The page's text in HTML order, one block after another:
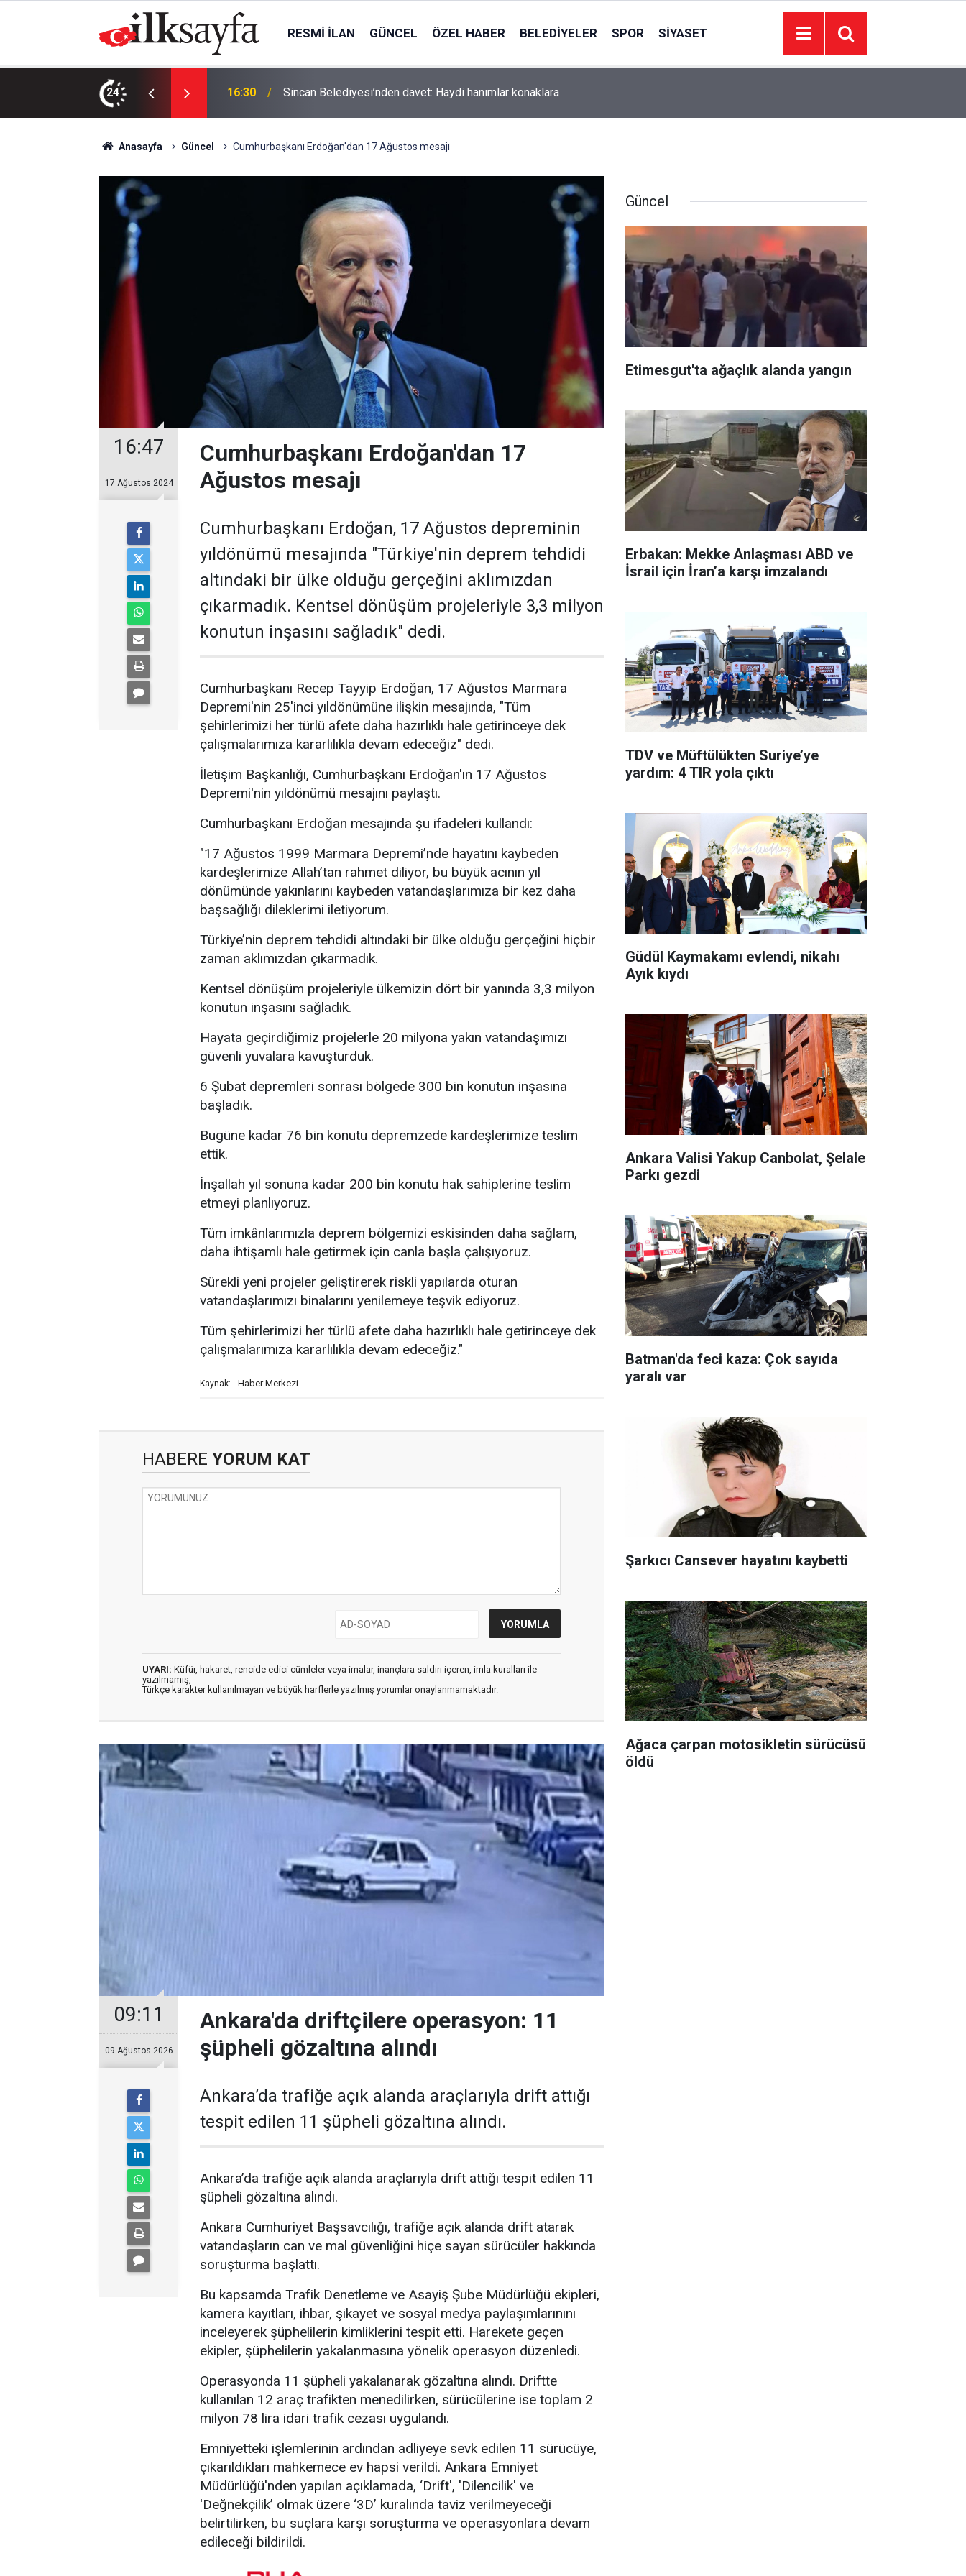
RESMI İLAN GÜNCEL ÖZEL HABER BELEDIYELER SPOR SIYASET
24
hanımlar konaklara 16:00 Güdül’e kentsel dokunuş: Harabeydi yenilendi
Anasayfa Güncel Cumhurbaşkanı Erdoğan'dan 17 Ağustos mesajı
16:47
17 Ağustos 2024
Cumhurbaşkanı Erdoğan'dan 17
Ağustos mesajı
Cumhurbaşkanı Erdoğan, 17 Ağustos depreminin
yıldönümü mesajında "Türkiye'nin deprem tehdidi
altındaki bir ülke olduğu gerçeğini aklımızdan
çıkarmadık. Kentsel dönüşüm projeleriyle 3,3 milyon
konutun inşasını sağladık" dedi.
Cumhurbaşkanı Recep Tayyip Erdoğan, 17 Ağustos Marmara
Depremi'nin 25'inci yıldönümüne ilişkin mesajında, "Tüm
şehirlerimizi her türlü afete daha hazırlıklı hale getirinceye dek
çalışmalarımıza kararlılıkla devam edeceğiz" dedi.
İletişim Başkanlığı, Cumhurbaşkanı Erdoğan'ın 17 Ağustos
Depremi'nin yıldönümü mesajını paylaştı.
Cumhurbaşkanı Erdoğan mesajında şu ifadeleri kullandı:
"17 Ağustos 1999 Marmara Depremi’nde hayatını kaybeden
kardeşlerimize Allah’tan rahmet diliyor, bu büyük acının yıl
dönümünde yakınlarını kaybeden vatandaşlarımıza bir kez daha
başsağlığı dileklerimi iletiyorum.
Türkiye’nin deprem tehdidi altındaki bir ülke olduğu gerçeğini hiçbir
zaman aklımızdan çıkarmadık.
Kentsel dönüşüm projeleriyle ülkemizin dört bir yanında 3,3 milyon
konutun inşasını sağladık.
Hayata geçirdiğimiz projelerle 20 milyona yakın vatandaşımızı
güvenli yuvalara kavuşturduk.
6 Şubat depremleri sonrası bölgede 300 bin konutun inşasına
başladık.
Bugüne kadar 76 bin konutu depremzede kardeşlerimize teslim
ettik.
İnşallah yıl sonuna kadar 200 bin konutu hak sahiplerine teslim
etmeyi planlıyoruz.
Tüm imkânlarımızla deprem bölgemizi eskisinden daha sağlam,
daha ihtişamlı hale getirmek için canla başla çalışıyoruz.
Sürekli yeni projeler geliştirerek riskli yapılarda oturan
vatandaşlarımızı binalarını yenilemeye teşvik ediyoruz.
Tüm şehirlerimizi her türlü afete daha hazırlıklı hale getirinceye dek
çalışmalarımıza kararlılıkla devam edeceğiz."
Kaynak: Haber Merkezi
HABERE YORUM KAT
UYARI: Küfür, hakaret, rencide edici cümleler veya imalar, inançlara saldırı içeren, imla kuralları ile
yazılmamış,
Türkçe karakter kullanılmayan ve büyük harflerle yazılmış yorumlar onaylanmamaktadır.
09:11
09 Ağustos 2026
Ankara'da driftçilere operasyon: 11
şüpheli gözaltına alındı
Ankara’da trafiğe açık alanda araçlarıyla drift attığı
tespit edilen 11 şüpheli gözaltına alındı.
Ankara’da trafiğe açık alanda araçlarıyla drift attığı tespit edilen 11
şüpheli gözaltına alındı.
Ankara Cumhuriyet Başsavcılığı, trafiğe açık alanda drift atarak
vatandaşların can ve mal güvenliğini hiçe sayan sürücüler hakkında
soruşturma başlattı.
Bu kapsamda Trafik Denetleme ve Asayiş Şube Müdürlüğü ekipleri,
kamera kayıtları, ihbar, şikayet ve sosyal medya paylaşımlarınını
inceleyerek şüphelilerin kimliklerini tespit etti. Harekete geçen
ekipler, şüphelilerin yakalanmasına yönelik operasyon düzenledi.
Operasyonda 11 şüpheli yakalanarak gözaltına alındı. Driftte
kullanılan 12 araç trafikten menedilirken, sürücülerine ise toplam 2
milyon 78 lira idari trafik cezası uygulandı.
Emniyetteki işlemlerinin ardından adliyeye sevk edilen 11 sürücüye,
çıkarıldıkları mahkemece ev hapsi verildi. Ankara Emniyet
Müdürlüğü'nden yapılan açıklamada, ‘Drift', 'Dilencilik' ve
'Değnekçilik’ olmak üzere ‘3D’ kuralında taviz verilmeyeceği
belirtilirken, bu suçlara karşı soruşturma ve operasyonlara devam
edileceği bildirildi.
Güncel
Etimesgut'ta ağaçlık alanda yangın
Erbakan: Mekke Anlaşması ABD ve
İsrail için İran’a karşı imzalandı
TDV ve Müftülükten Suriye’ye
yardım: 4 TIR yola çıktı
Güdül Kaymakamı evlendi, nikahı
Ayık kıydı
Ankara Valisi Yakup Canbolat, Şelale
Parkı gezdi
Batman'da feci kaza: Çok sayıda
yaralı var
Şarkıcı Cansever hayatını kaybetti
Ağaca çarpan motosikletin sürücüsü
öldü